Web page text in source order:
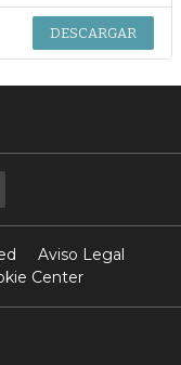
DESCARGAR
Aviso Legal
Center